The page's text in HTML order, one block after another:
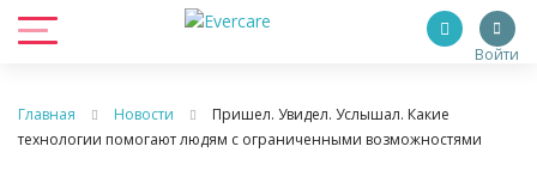
Войти
Главная Новости
Пришел. Увидел. Услышал. Какие
технологии помогают людям с ограниченными возможностями